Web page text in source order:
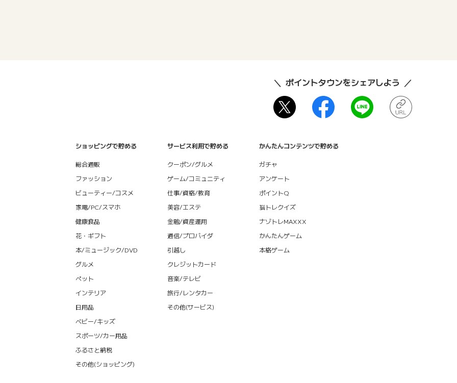
ポイントタウンをシェアしよう
ショッピングで貯める
総合通販
ファッション
ビューティー/コスメ
家電/PC/スマホ
健康食品
花・ギフト
本/ミュージック/DVD
グルメ
ペット
インテリア
日用品
ベビー/キッズ
スポーツ/カー用品
ふるさと納税
その他(ショッピング)
サービス利用で貯める
クーポン/グルメ
ゲーム/コミュニティ
仕事/資格/教育
美容/エステ
金融/資産運用
通信/プロバイダ
引越し
クレジットカード
音楽/テレビ
旅行/レンタカー
その他(サービス)
かんたんコンテンツで貯める
ガチャ
アンケート
ポイントQ
脳トレクイズ
ナゾトレMAXXX
かんたんゲーム
本格ゲーム